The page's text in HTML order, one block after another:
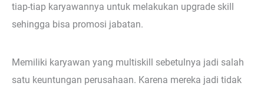
tiap-tiap karyawannya untuk melakukan upgrade skill
sehingga bisa promosi jabatan.
Memiliki karyawan yang multiskill sebetulnya jadi salah
satu keuntungan perusahaan. Karena mereka jadi tidak